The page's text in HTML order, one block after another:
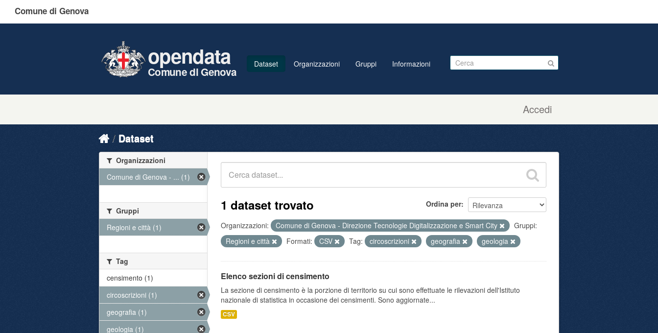
Comune di Genova
Accedi
opendata
Comune di Genova
Dataset Organizzazioni Gruppi Informazioni
Dataset
Ordina per
1 dataset trovato
Organizzazioni: Comune di Genova - Direzione Tecnologie Digitalizzazione e Smart City
Gruppi:
Regioni e città
Formati: CSV Tag: circoscrizioni geografia geologia
Elenco sezioni di censimento
La sezione di censimento è la porzione di territorio su cui sono effettuate le rilevazioni dell'Istituto
nazionale di statistica in occasione dei censimenti. Sono aggiornate...
CSV
Organizzazioni
Comune di Genova - ... (1)
Gruppi
Regioni e città (1)
Tag
censimento (1)
circoscrizioni (1)
geografia (1)
geologia (1)